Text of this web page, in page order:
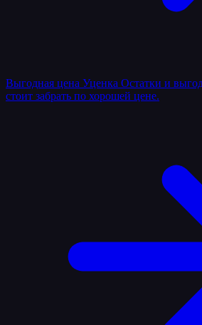
Выгодная цена Уценка Остатки и
стоит забрать по хорошей цене.